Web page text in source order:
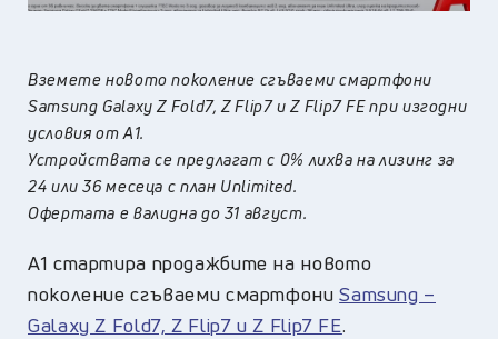
Вземете новото поколение сгъваеми смартфони
Samsung Galaxy Z Fold7, Z Flip7 и Z Flip7 FE при изгодни
условия от А1.
Устройствата се предлагат с 0% лихва на лизинг за
24 или 36 месеца с план Unlimited.
Офертата е валидна до 31 август.
A1 стартира продажбите на новото
поколение сгъваеми смартфониSamsung –
Galaxy Z Fold7, Z Flip7 и Z Flip7 FE.